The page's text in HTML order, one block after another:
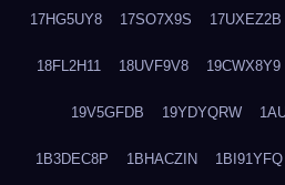
17HG5UY8 17SO7X9S 17UXEZ2B
18FL2H11 18UVF9V8 19CWX8Y9
19V5GFDB 19YDYQRW
1B3DEC8P 1BHACZIN 1BI91YFQ